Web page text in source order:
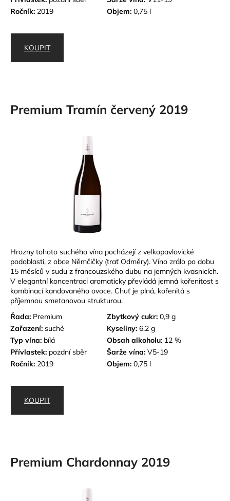
Ročník: 2019 Objem: 0,75 l
KOUPIT
Premium Tramín červený 2019
Hrozny tohoto suchého vína pocházejí z velkopavlovické
podoblasti, z obce Němčičky (trať Odměry). Víno zrálo po dobu
15 měsíců v sudu z francouzského dubu na jemných kvasnicích.
V elegantní koncentraci aromaticky převládá jemná kořenitost s
kombinací kandovaného ovoce. Chuť je plná, kořenitá s
příjemnou smetanovou strukturou.
Řada: Premium Zbytkový cukr: 0,9 g
Zařazení: suché Kyseliny: 6,2 g
Typ vína: bílá Obsah alkoholu: 12 %
Přívlastek: pozdní sběr Šarže vína: V5-19
Ročník: 2019 Objem: 0,75 l
KOUPIT
Premium Chardonnay 2019